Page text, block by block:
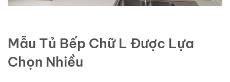
Mẫu Tủ Bếp Chữ L Được Lựa
Chọn Nhiều